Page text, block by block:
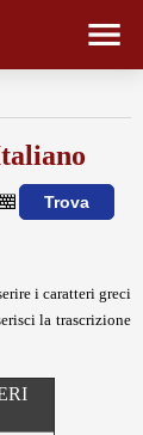
i caratteri greci
la trascrizione